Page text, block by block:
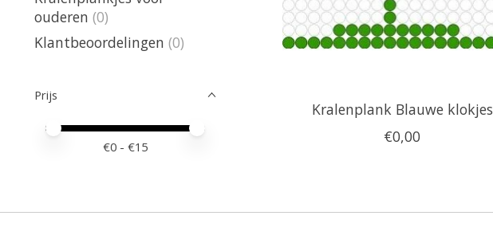
ouderen (0)
Klantbeoordelingen (0)
Prijs
Minimale prijswaarde
Price maximum value
€0 - €15
Kralenplank Blauwe klokjes
€0,00